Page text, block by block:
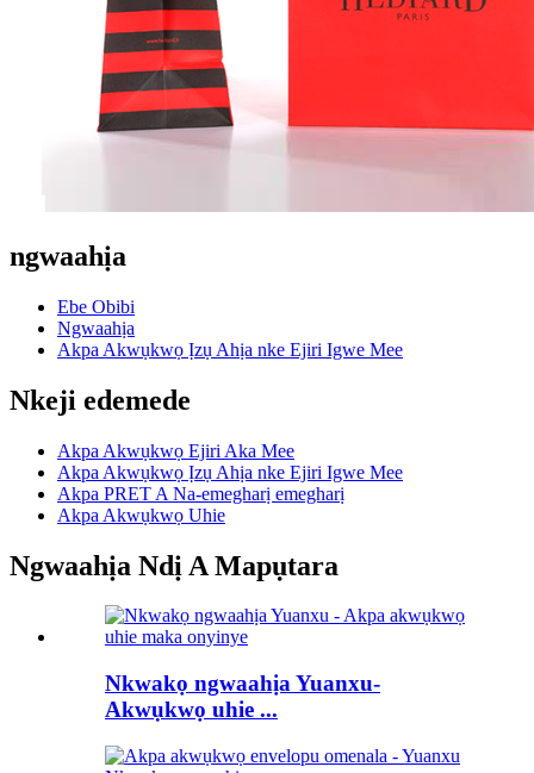
ngwaahịa
Ebe Obibi
Ngwaahịa
Akpa Akwụkwọ Ịzụ Ahịa nke Ejiri Igwe Mee
Nkeji edemede
Akpa Akwụkwọ Ejiri Aka Mee
Akpa Akwụkwọ Ịzụ Ahịa nke Ejiri Igwe Mee
Akpa PRET A Na-emegharị emegharị
Akpa Akwụkwọ Uhie
Ngwaahịa Ndị A Mapụtara
Nkwakọ ngwaahịa Yuanxu-
Akwụkwọ uhie ...